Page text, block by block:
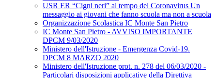
USR ER “Cigni neri” al tempo del Coronavirus Un
messaggio ai giovani che fanno scuola ma non a scuola
Organizzazione Scolastica IC Monte San Pietro
IC Monte San Pietro - AVVISO IMPORTANTE
DPCM 9/03/2020
Ministero dell'Istruzione - Emergenza Covid-19.
DPCM 8 MARZO 2020
Ministero dell'Istruzione prot. n. 278 del 06/03/2020 -
Particolari disposizioni applicative della Direttiva